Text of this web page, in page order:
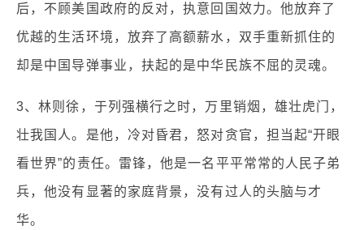
后，不顾美国政府的反对，执意回国效力。他放弃了
优越的生活环境，放弃了高额薪水，双手重新抓住的
却是中国导弹事业，扶起的是中华民族不屈的灵魂。
3、林则徐，于列强横行之时，万里销烟，雄壮虎门，
壮我国人。是他，冷对昏君，怒对贪官，担当起“开眼
看世界”的责任。雷锋，他是一名平平常常的人民子弟
兵，他没有显著的家庭背景，没有过人的头脑与才
华。